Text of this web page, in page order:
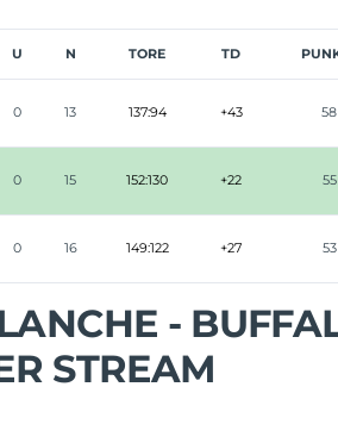
U N TORE TD
0 13 137:94 +43 58
0 15 152:130 +22 55
0 16 149:122 +27 53
-
STREAM